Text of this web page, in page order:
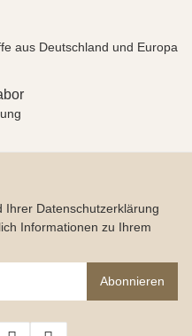
aus Deutschland und Europa
Ihrer Datenschutzerklärung
Informationen zu Ihrem
Abonnieren